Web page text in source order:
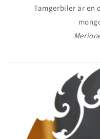
Tamgerbiler är en